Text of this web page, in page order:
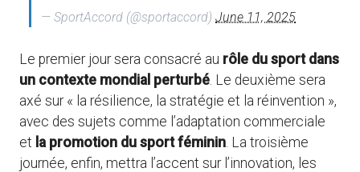
— SportAccord (@sportaccord) June 11, 2025
Le premier jour sera consacré au rôle du sport dans
un contexte mondial perturbé . Le deuxième sera
axé sur « la résilience, la stratégie et la réinvention »,
avec des sujets comme l’adaptation commerciale
et la promotion du sport féminin . La troisième
journée, enfin, mettra l’accent sur l’innovation, les